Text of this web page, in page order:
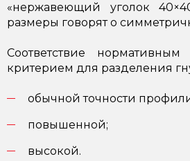
«нержавеющий уголок
размеры говорят о
Соответствие
критерием для разделения
обычной точности
повышенной;
высокой.